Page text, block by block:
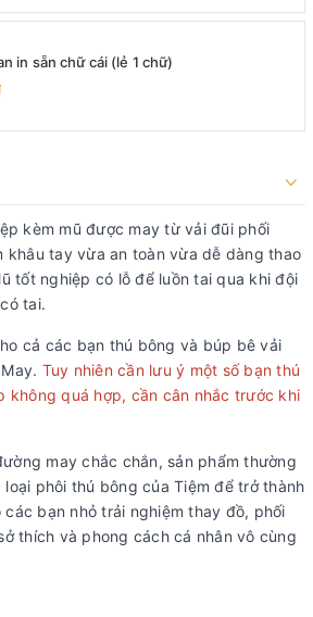
in sẵn chữ cái (lẻ 1 chữ)
kèm mũ được may từ vải đũi phối
khâu tay vừa an toàn vừa dễ dàng thao
tốt nghiệp có lỗ để luồn tai qua khi đội
tai.
cả các bạn thú bông và búp bê vải
Tuy nhiên cần lưu ý một số bạn thú
không quá hợp, cần cân nhắc trước khi
may chắc chắn, sản phẩm thường
phôi thú bông của Tiệm để trở thành
các bạn nhỏ trải nghiệm thay đồ, phối
thích và phong cách cá nhân vô cùng